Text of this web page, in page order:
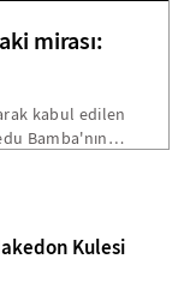
mirası:
kabul edilen
Bamba'nın
de Senegal
çıkmakta.
şey
etkileyici dini
Kulesi